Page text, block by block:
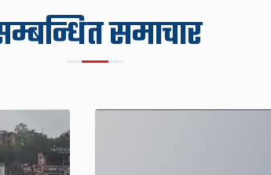
समाचार